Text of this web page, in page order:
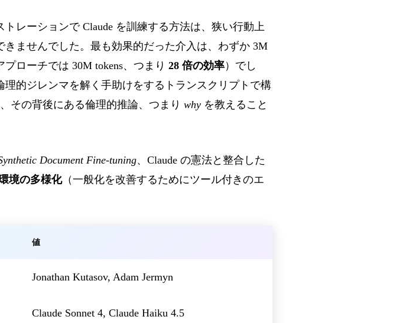
レーションで Claude を訓練する方法は、狭い行動上
ませんでした。最も効果的だった介入は、わずか 3M
ローチでは 30M tokens、つまり 28 倍の効率）でし
的ジレンマを解く手助けをするトランスクリプトで構
その背後にある倫理的推論、つまり why を教えること
Document Fine-tuning、Claude の憲法と整合した
境の多様化（一般化を改善するためにツール付きのエ
値
Jonathan Kutasov, Adam Jermyn
Claude Sonnet 4, Claude Haiku 4.5